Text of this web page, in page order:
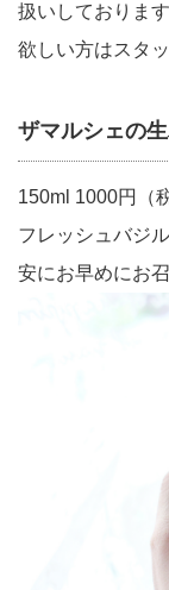
扱いしております
欲しい方はスタ
ザマルシェの
150ml 1000円（
フレッシュバジ
安にお早めにお